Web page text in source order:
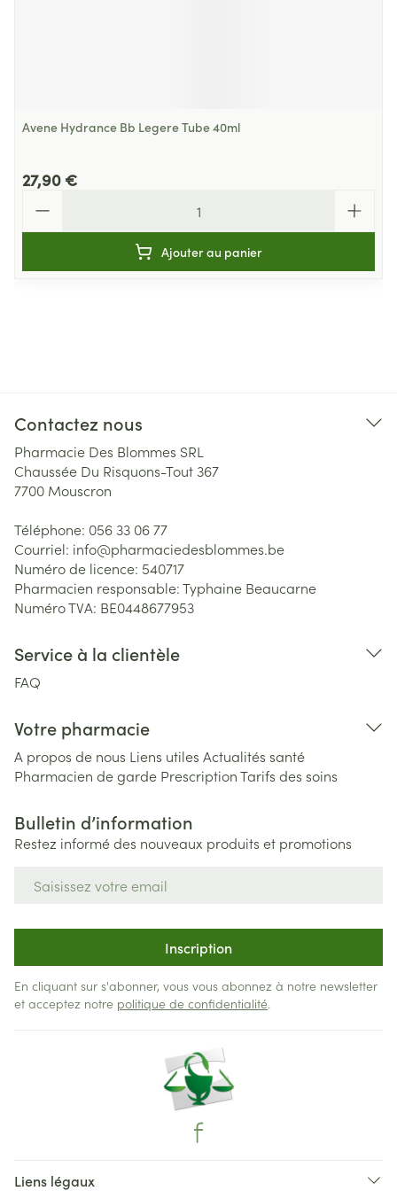
Avene Hydrance Bb Legere Tube 40ml
27,90 €
Ajouter au panier
Contactez nous
Pharmacie Des Blommes SRL
Chaussée Du Risquons-Tout 367
7700 Mouscron
Téléphone: 056 33 06 77
Courriel: info@pharmaciedesblommes.be
Numéro de licence: 540717
Pharmacien responsable:Typhaine Beaucarne
Numéro TVA: BE0448677953
Service à la clientèle
FAQ
Votre pharmacie
A propos de nous Liens utiles Actualités santé
Pharmacien de garde PrescriptionTarifs des soins
Bulletin d’information
Restez informé des nouveaux produits et promotions
Inscription
En cliquant sur s'abonner, vous vous abonnez à notre newsletter
et acceptez notre politique de confidentialité.
Liens légaux